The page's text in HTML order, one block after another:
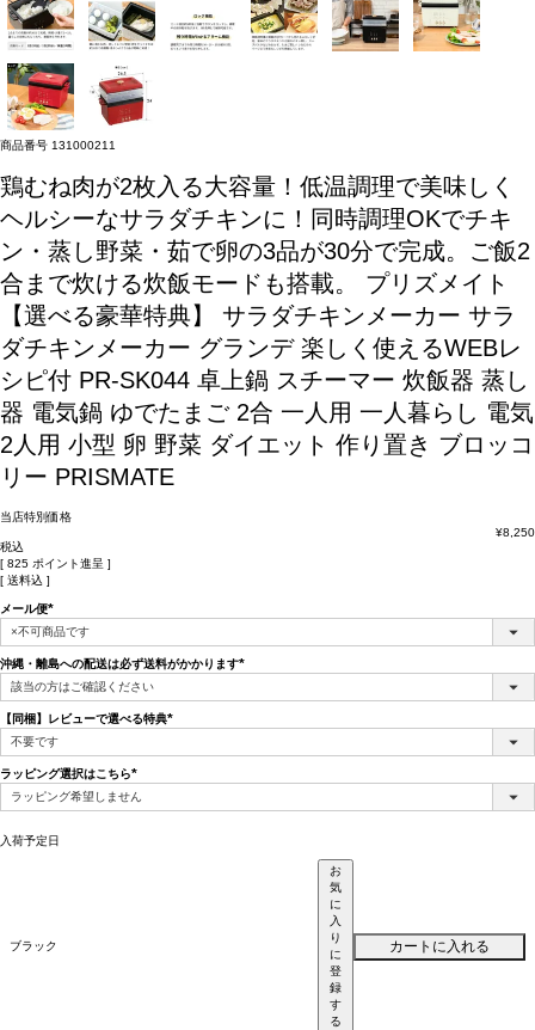
商品番号 131000211
鶏むね肉が2枚入る大容量！低温調理で美味しく
ヘルシーなサラダチキンに！同時調理OKでチキ
ン・蒸し野菜・茹で卵の3品が30分で完成。ご飯2
合まで炊ける炊飯モードも搭載。
プリズメイト
【選べる豪華特典】 サラダチキンメーカー サラ
ダチキンメーカー グランデ 楽しく使えるWEBレ
シピ付 PR-SK044 卓上鍋 スチーマー 炊飯器 蒸し
器 電気鍋 ゆでたまご 2合 一人用 一人暮らし 電気
2人用 小型 卵 野菜 ダイエット 作り置き ブロッコ
リー PRISMATE
当店特別価格
¥8,250
税込
[ 825 ポイント進呈 ]
送料込
メール便
(必
須)
沖縄・離島への配送は必ず送料がかかります
【同梱】レビューで選べる特典
ラッピング選択はこちら
(必
入荷予定日
ブラック
お
気
に
入
り
に
登
録
す
る
カートに入れる